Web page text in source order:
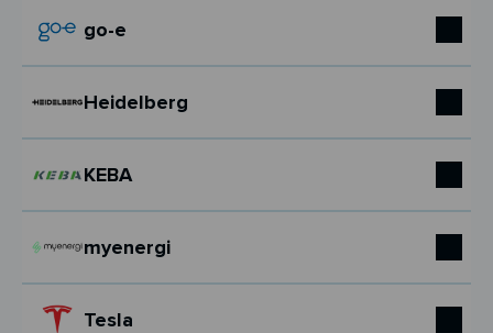
go-e
Heidelberg
KEBA
myenergi
Tesla